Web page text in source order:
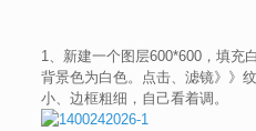
1、新建一个图层600*600，填充
背景色为白色。点击、滤镜》》
小、边框粗细，自己看着调。